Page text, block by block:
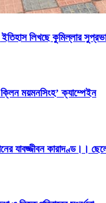
লিখছে কুমিল্লার
ময়মনসিংহ’ ক্যাম্পেইন
যাবজ্জীবন কারাদণ্ড।।